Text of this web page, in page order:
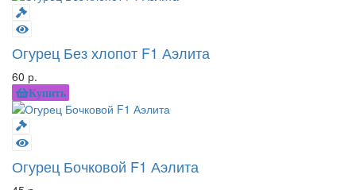
Огурец Без хлопот F1 Аэлита
60 р.
Купить
Огурец Бочковой F1 Аэлита